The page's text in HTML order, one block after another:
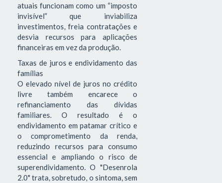
atuais funcionam como um “imposto
invisível” que inviabiliza
investimentos, freia contratações e
desvia recursos para aplicações
financeiras em vez da produção.
Taxas de juros e endividamento das
famílias
O elevado nível de juros no crédito
livre também encarece o
refinanciamento das dívidas
familiares. O resultado é o
endividamento em patamar crítico e
o comprometimento da renda,
reduzindo recursos para consumo
essencial e ampliando o risco de
superendividamento. O "Desenrola
2.0" trata, sobretudo, o sintoma, sem